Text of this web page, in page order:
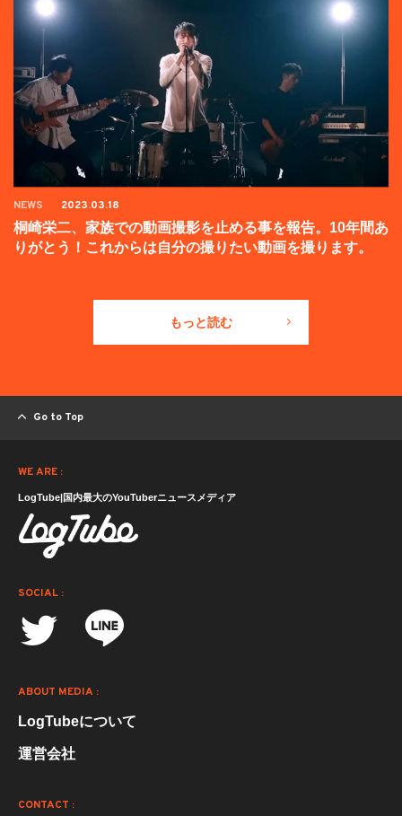
NEWS 2023.03.18
桐崎栄二、家族での動画撮影を止める事を報告。10年間あ
りがとう！これからは自分の撮りたい動画を撮ります。
もっと読む
Go to Top
WE ARE :
LogTube|国内最大のYouTuberニュースメディア
SOCIAL :
ABOUT MEDIA :
LogTubeについて
運営会社
CONTACT :